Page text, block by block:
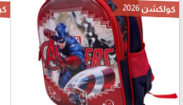
كولكشن 2026